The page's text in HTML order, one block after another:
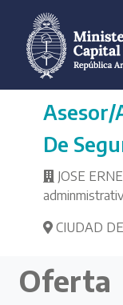
Asesor/
De
JOSE
CIUDAD
Oferta